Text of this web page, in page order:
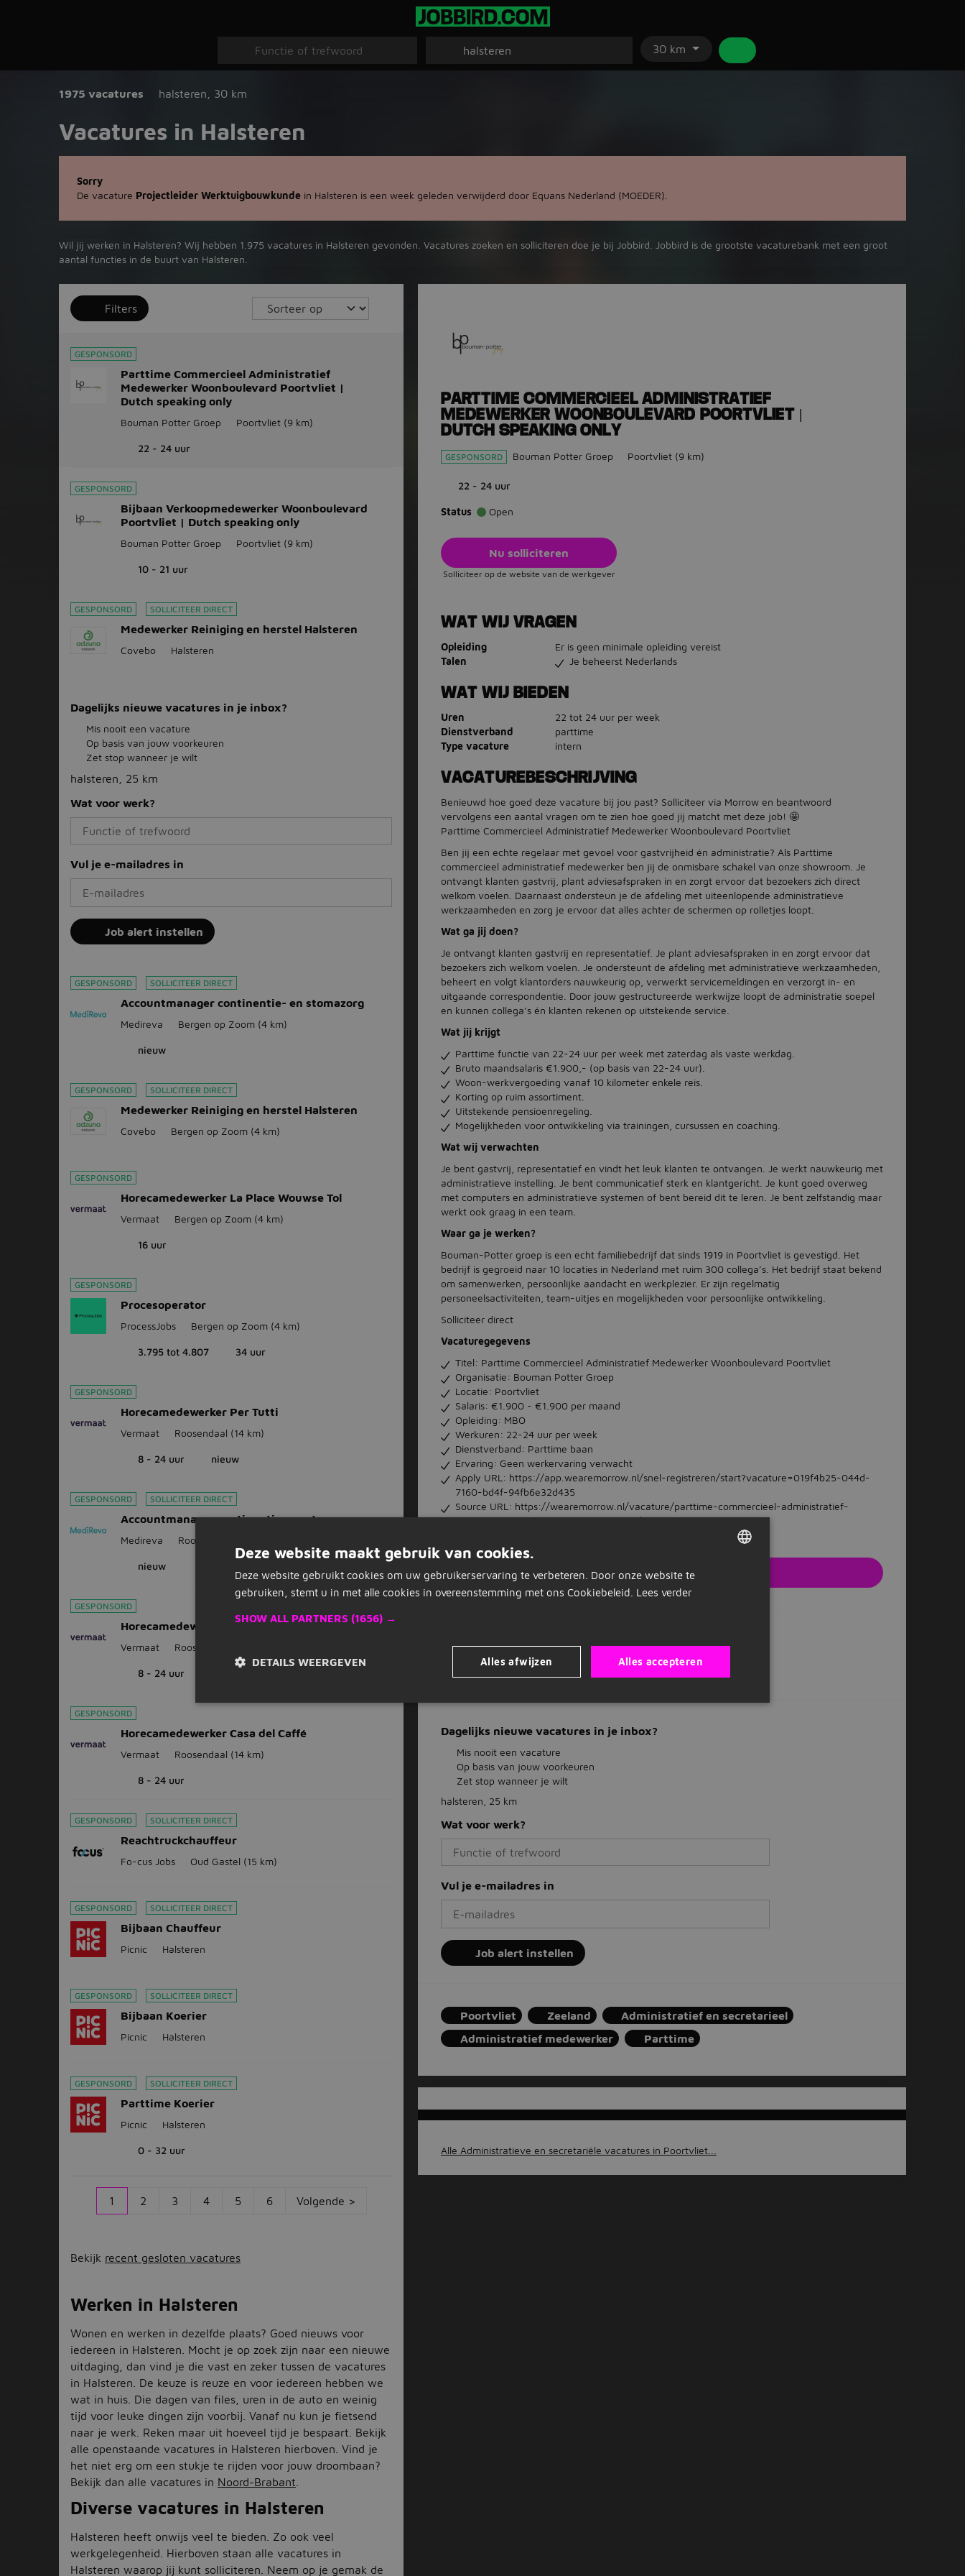
30 km
1975 vacatures halsteren 30 km
Vacatures in Halsteren
Sorry
De vacature Projectleider Werktuigbouwkunde in Halsteren is een week geleden verwijderd door Equans Nederland (MOEDER).
Wil jij werken in Halsteren? Wij hebben 1.975 vacatures in Halsteren gevonden. Vacatures zoeken en solliciteren doe je bij Jobbird. Jobbird is de grootste vacaturebank met een groot
aantal functies in de buurt van Halsteren.
Filters
GESPONSORD
Parttime Commercieel Administratief
Medewerker Woonboulevard Poortvliet |
Dutch speaking only
Bouman Potter Groep Poortvliet (9 km)
22 - 24 uur
GESPONSORD
Bijbaan Verkoopmedewerker Woonboulevard
Poortvliet | Dutch speaking only
Bouman Potter Groep Poortvliet (9 km)
10 - 21 uur
GESPONSORD SOLLICITEER DIRECT
Medewerker Reiniging en herstel Halsteren
Covebo Halsteren
Dagelijks nieuwe vacatures in je inbox?
Mis nooit een vacature
Op basis van jouw voorkeuren
Zet stop wanneer je wilt
halsteren, 25 km
Wat voor werk?
Vul je e-mailadres in
Job alert instellen
GESPONSORD SOLLICITEER DIRECT
Accountmanager continentie- en stomazorg
Medireva Bergen op Zoom (4 km)
nieuw
GESPONSORD SOLLICITEER DIRECT
Medewerker Reiniging en herstel Halsteren
Covebo Bergen op Zoom (4 km)
GESPONSORD
Horecamedewerker La Place Wouwse Tol
Vermaat Bergen op Zoom (4 km)
16 uur
GESPONSORD
Procesoperator
ProcessJobs Bergen op Zoom (4 km)
3.795 tot 4.807 34 uur
GESPONSORD
Horecamedewerker Per Tutti
Vermaat Roosendaal (14 km)
8 - 24 uur nieuw
GESPONSORD SOLLICITEER DIRECT
Accountmanager continentie- en stomazorg
Medireva Roosendaal
nieuw
GESPONSORD
Horecamedewerker Frites Atelier
Vermaat Roosendaal
8 - 24 uur
GESPONSORD
Horecamedewerker Casa del Caffé
Vermaat Roosendaal (14 km)
8 - 24 uur
GESPONSORD SOLLICITEER DIRECT
Reachtruckchauffeur
Fo-cus Jobs Oud Gastel (15 km)
GESPONSORD SOLLICITEER DIRECT
Bijbaan Chauffeur
Picnic Halsteren
GESPONSORD SOLLICITEER DIRECT
Bijbaan Koerier
Picnic Halsteren
GESPONSORD SOLLICITEER DIRECT
Parttime Koerier
Picnic Halsteren
0 - 32 uur
1 2 3 4 5 6 Volgende >
Bekijk recent gesloten vacatures
Werken in Halsteren
Wonen en werken in dezelfde plaats? Goed nieuws voor
iedereen in Halsteren. Mocht je op zoek zijn naar een nieuwe
uitdaging, dan vind je die vast en zeker tussen de vacatures
in Halsteren. De keuze is reuze en voor iedereen hebben we
wat in huis. Die dagen van files, uren in de auto en weinig
tijd voor leuke dingen zijn voorbij. Vanaf nu kun je fietsend
naar je werk. Reken maar uit hoeveel tijd je bespaart. Bekijk
alle openstaande vacatures in Halsteren hierboven. Vind je
het niet erg om een stukje te rijden voor jouw droombaan?
Bekijk dan alle vacatures in Noord-Brabant
Diverse vacatures in Halsteren
Halsteren heeft onwijs veel te bieden. Zo ook veel
werkgelegenheid. Hierboven staan alle vacatures in
Halsteren waarop jij kunt solliciteren. Neem op je gemak de
PARTTIME COMMERCIEEL ADMINISTRATIEF
MEDEWERKER WOONBOULEVARD POORTVLIET |
DUTCH SPEAKING ONLY
GESPONSORD Bouman Potter Groep Poortvliet (9 km)
22 - 24 uur
Status Open
Nu solliciteren
Solliciteer op de website van de werkgever
WAT WIJ VRAGEN
Opleiding
Er is geen minimale opleiding vereist
Talen
Je beheerst Nederlands
WAT WIJ BIEDEN
Uren
22 tot 24 uur per week
Dienstverband
parttime
Type vacature
intern
VACATUREBESCHRIJVING
Benieuwd hoe goed deze vacature bij jou past? Solliciteer via Morrow en beantwoord
vervolgens een aantal vragen om te zien hoe goed jij matcht met deze job! 🤩
Parttime Commercieel Administratief Medewerker Woonboulevard Poortvliet
Ben jij een echte regelaar met gevoel voor gastvrijheid én administratie? Als Parttime
commercieel administratief medewerker ben jij de onmisbare schakel van onze showroom. Je
ontvangt klanten gastvrij, plant adviesafspraken in en zorgt ervoor dat bezoekers zich direct
welkom voelen. Daarnaast ondersteun je de afdeling met uiteenlopende administratieve
werkzaamheden en zorg je ervoor dat alles achter de schermen op rolletjes loopt.
Wat ga jij doen?
Je ontvangt klanten gastvrij en representatief. Je plant adviesafspraken in en zorgt ervoor dat
bezoekers zich welkom voelen. Je ondersteunt de afdeling met administratieve werkzaamheden,
beheert en volgt klantorders nauwkeurig op, verwerkt servicemeldingen en verzorgt in- en
uitgaande correspondentie. Door jouw gestructureerde werkwijze loopt de administratie soepel
en kunnen collega’s én klanten rekenen op uitstekende service.
Wat jij krijgt
Parttime functie van 22-24 uur per week met zaterdag als vaste werkdag.
Bruto maandsalaris €1.900,- (op basis van 22-24 uur).
Woon-werkvergoeding vanaf 10 kilometer enkele reis.
Korting op ruim assortiment.
Uitstekende pensioenregeling.
Mogelijkheden voor ontwikkeling via trainingen, cursussen en coaching.
Wat wij verwachten
Je bent gastvrij, representatief en vindt het leuk klanten te ontvangen. Je werkt nauwkeurig met
administratieve instelling. Je bent communicatief sterk en klantgericht. Je kunt goed overweg
met computers en administratieve systemen of bent bereid dit te leren. Je bent zelfstandig maar
werkt ook graag in een team.
Waar ga je werken?
Bouman-Potter groep is een echt familiebedrijf dat sinds 1919 in Poortvliet is gevestigd. Het
bedrijf is gegroeid naar 10 locaties in Nederland met ruim 300 collega’s. Het bedrijf staat bekend
om samenwerken, persoonlijke aandacht en werkplezier. Er zijn regelmatig
personeelsactiviteiten, team-uitjes en mogelijkheden voor persoonlijke ontwikkeling.
Solliciteer direct
Vacaturegegevens
Titel: Parttime Commercieel Administratief Medewerker Woonboulevard Poortvliet
Organisatie: Bouman Potter Groep
Locatie: Poortvliet
Salaris: €1.900 - €1.900 per maand
Opleiding: MBO
Werkuren: 22-24 uur per week
Dienstverband: Parttime baan
Ervaring: Geen werkervaring verwacht
Apply URL: https://app.wearemorrow.nl/snel-registreren/start?vacature=019f4b25-044d-
7160-bd4f-94fb6e32d435
Source URL: https://wearemorrow.nl/vacature/parttime-commercieel-administratief-
medewerker-woonboulevard-poortvliet/
Nu solliciteren
Solliciteer op de website van de werkgever
Opslaan als favoriet Vacature delen Of solliciteer later
Dagelijks nieuwe vacatures in je inbox?
Mis nooit een vacature
Op basis van jouw voorkeuren
Zet stop wanneer je wilt
halsteren, 25 km
Wat voor werk?
Vul je e-mailadres in
Job alert instellen
Poortvliet Zeeland
Administratief en secretarieel
Administratief medewerker
Parttime
Alle Administratieve en secretariële vacatures in Poortvliet...
Deze website maakt gebruik van cookies.
Deze website gebruikt cookies om uw gebruikerservaring te verbeteren. Door onze website te
gebruiken, stemt u in met alle cookies in overeenstemming met ons Cookiebeleid. Lees verder
SHOW ALL PARTNERS (1656) →
Alles accepteren
Alles afwijzen
DETAILS WEERGEVEN